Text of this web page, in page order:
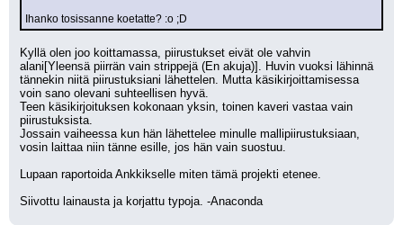
Ihanko tosissanne koetatte? :o ;D
Kyllä olen joo koittamassa, piirustukset eivät ole vahvin
alani[Yleensä piirrän vain strippejä (En akuja)]. Huvin vuoksi lähinnä
tännekin niitä piirustuksiani lähettelen. Mutta käsikirjoittamisessa
voin sano olevani suhteellisen hyvä.
Teen käsikirjoituksen kokonaan yksin, toinen kaveri vastaa vain
piirustuksista.
Jossain vaiheessa kun hän lähettelee minulle mallipiirustuksiaan,
vosin laittaa niin tänne esille, jos hän vain suostuu.
Lupaan raportoida Ankkikselle miten tämä projekti etenee.
Siivottu lainausta ja korjattu typoja. -Anaconda